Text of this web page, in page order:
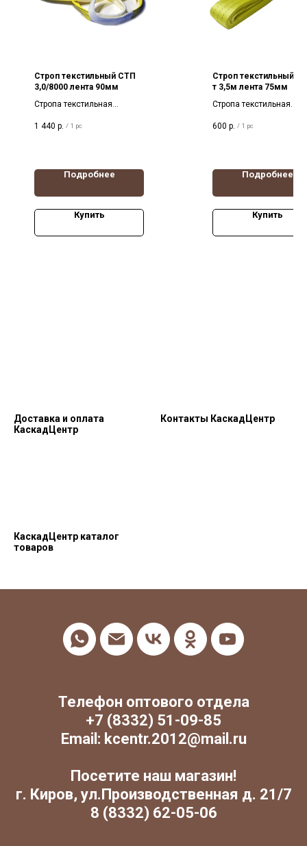
Строп текстильный СТП
3,0/8000 лента 90мм
Стропа текстильная
Разрывная нагрузка 21т
1 440 р. / 1 pc
Подробнее
Купить
Строп текстильный
т 3,5м лента 75мм
Стропа текстильная
метра, на разрыв 18т,
600 р. / 1 pc
Подробнее
Купить
Доставка и оплата
КаскадЦентр
Контакты КаскадЦентр
КаскадЦентр каталог
товаров
Телефон оптового отдела
+7 (8332) 51-09-85
Email: kcentr.2012@mail.ru
Посетите наш магазин!
г. Киров, ул.Производственная д. 21/7
8 (8332) 62-05-06